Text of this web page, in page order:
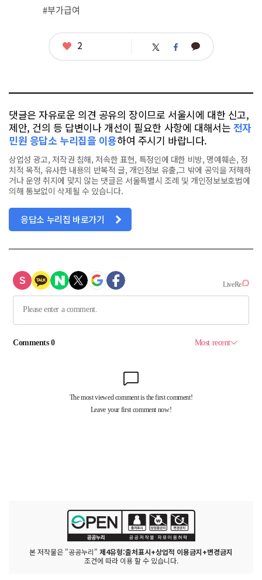
련
태
#부가급여
좋
2 트 페 카
댓글은 자유로운 의견 공유의 장이므로 서울시에 대한 신고,
제안, 건의 등 답변이나 개선이 필요한 사항에 대해서는 전자
민원 응답소 누리집을 이용하여 주시기 바랍니다.
상업성 광고, 저작권 침해, 저속한 표현, 특정인에 대한 비방, 명예훼손, 정
치적 목적, 유사한 내용의 반복적 글, 개인정보 유출,그 밖에 공익을 저해하
거나 운영 취지에 맞지 않는 댓글은 서울특별시 조례 및 개인정보보호법에
의해 통보없이 삭제될 수 있습니다.
응답소 누리집 바로가기
본 저작물은 "공공누리" 제4유형:출처표시+상업적 이용금지+변경금지
조건에 따라 이용 할 수 있습니다.